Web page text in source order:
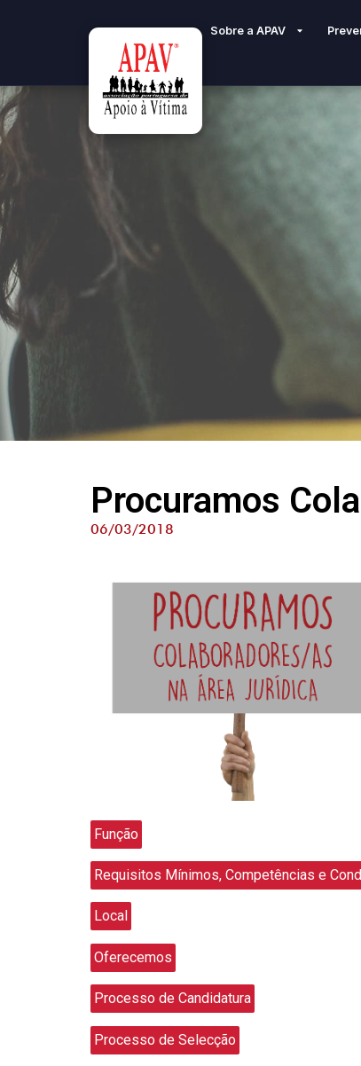
Sobre a APAV
Procuramos
06/03/2018
Função
Requisitos Mínimos, Competências e
Local
Oferecemos
Processo de Candidatura
Processo de Selecção